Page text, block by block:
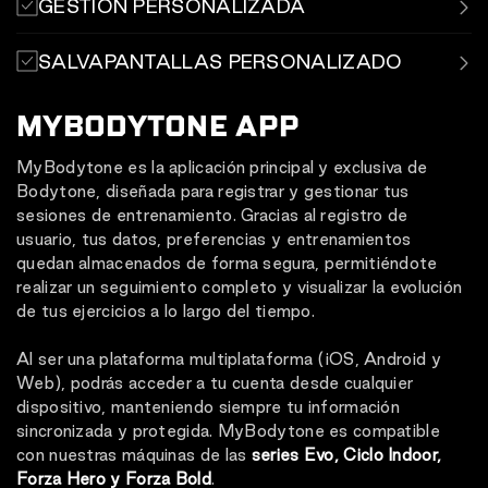
y sesiones de entrenamiento, con información sobre
GESTIÓN PERSONALIZADA
exclusivo para cadenas/centros
SALVAPANTALLAS PERSONALIZADO
imágenes o vídeos corporativos y actualiza el contenido
MYBODYTONE APP
MyBodytone es la aplicación principal y exclusiva de
Bodytone, diseñada para registrar y gestionar tus
sesiones de entrenamiento. Gracias al registro de
usuario, tus datos, preferencias y entrenamientos
quedan almacenados de forma segura, permitiéndote
realizar un seguimiento completo y visualizar la evolución
de tus ejercicios a lo largo del tiempo.
Al ser una plataforma multiplataforma (iOS, Android y
Web), podrás acceder a tu cuenta desde cualquier
dispositivo, manteniendo siempre tu información
sincronizada y protegida. MyBodytone es compatible
con nuestras máquinas de las series Evo, Ciclo Indoor,
Forza Hero y Forza Bold.